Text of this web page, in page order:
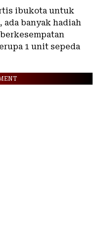
ibukota untuk
ada banyak hadiah
1 unit sepeda